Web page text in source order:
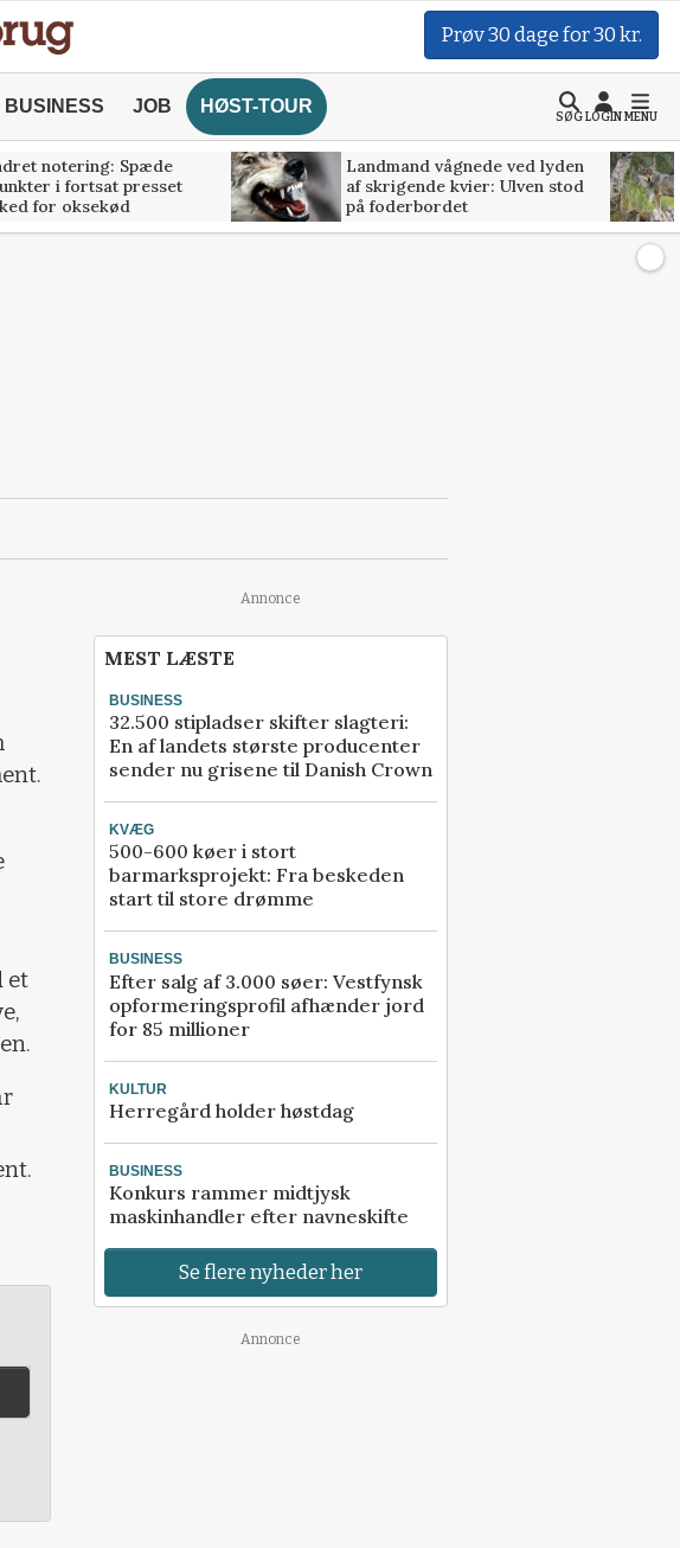
Prøv 30 dage for 30 kr.
BUSINESS JOB HØST-TOUR
SØGLOGINMENU
notering: Spæde
i fortsat presset
for oksekød
Landmand vågnede ved lyden
af skrigende kvier: Ulven stod
på foderbordet
et
Annonce
MEST LÆSTE
BUSINESS
32.500 stipladser skifter slagteri:
En af landets største producenter
sender nu grisene til Danish Crown
KVÆG
500-600 køer i stort
barmarksprojekt: Fra beskeden
start til store drømme
BUSINESS
Efter salg af 3.000 søer: Vestfynsk
opformeringsprofil afhænder jord
for 85 millioner
KULTUR
Herregård holder høstdag
BUSINESS
Konkurs rammer midtjysk
maskinhandler efter navneskifte
Se flere nyheder her
Annonce